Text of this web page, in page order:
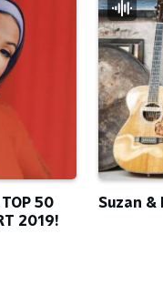
TOP 50
2019!
Suzan &